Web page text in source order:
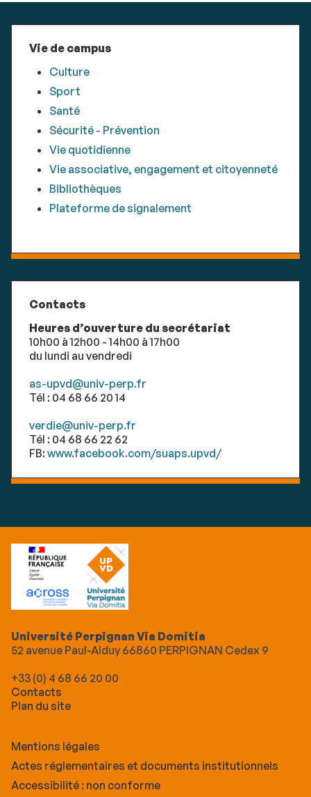
Vie de campus
Culture
Sport
Santé
Sécurité - Prévention
Vie quotidienne
Vie associative, engagement et citoyenneté
Bibliothèques
Plateforme de signalement
Contacts
Heures d’ouverture du secrétariat
10h00 à 12h00 - 14h00 à 17h00
du lundi au vendredi
as-upvd@univ-perp.fr
Tél : 04 68 66 20 14
verdie@univ-perp.fr
Tél : 04 68 66 22 62
FB:www.facebook.com/suaps.upvd/
Université Perpignan Via Domitia
52 avenue Paul-Alduy 66860 PERPIGNAN Cedex 9
+33 (0) 4 68 66 20 00
Contacts
Plan du site
Mentions légales
Actes réglementaires et documents institutionnels
Accessibilité : non conforme